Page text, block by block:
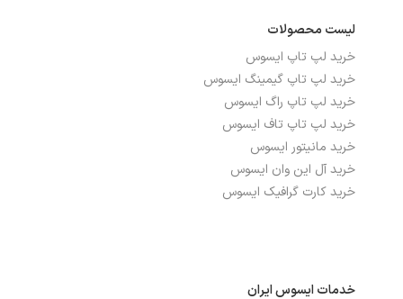
دقت صفحه نمایش
صفحه نمایش لمسی
صفحه نمایش مات بله
نرخ بروزرسانی
نوع صفحه نمایش IPS
لیست محصولات
خرید لپ تاپ ایسوس
خرید لپ تاپ گیمینگ ایسوس
خرید لپ تاپ راگ ایسوس
خرید لپ تاپ تاف ایسوس
خرید مانیتور ایسوس
خرید آل این وان ایسوس
خرید کارت گرافیک ایسوس
خدمات ایسوس ایران